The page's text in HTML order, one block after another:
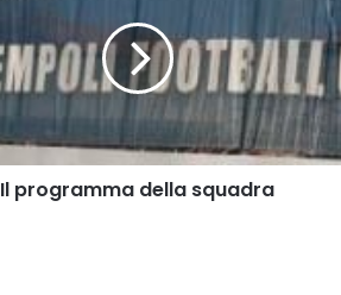
Il programma della squadra